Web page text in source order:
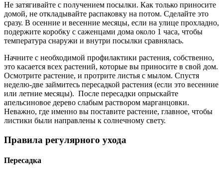
Не затягивайте с получением посылки. Как только приносите
домой, не откладывайте распаковку на потом. Сделайте это
сразу. В осенние и весенние месяцы, если на улице прохладно,
подержите коробку с саженцами дома около 1 часа, чтобы
температура снаружи и внутри посылки сравнялась.
Начните с необходимой профилактики растения, собственно,
это касается всех растений, которые вы приносите в свой дом.
Осмотрите растение, и протрите листья с мылом. Спустя
неделю-две займитесь пересадкой растения (если это весенние
или летние месяцы). После пересадки опрыскайте
апельсиновое дерево слабым раствором марганцовки.
Неважно, где именно вы поставите растение, главное, чтобы
листики были направлены к солнечному свету.
Правила регулярного ухода
Пересадка